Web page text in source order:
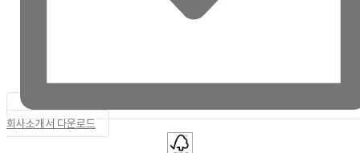
회사소개서 다운로드